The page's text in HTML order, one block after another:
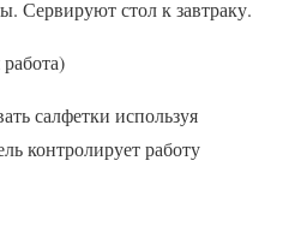
Сервируют стол к завтраку.
салфетки используя
контролирует работу